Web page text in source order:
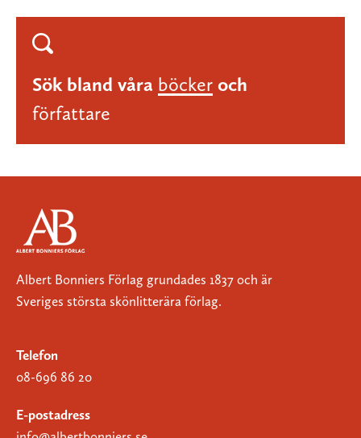
Sök bland våra böcker och
författare
Albert Bonniers Förlag grundades 1837 och är
Sveriges största skönlitterära förlag.
Telefon
08-696 86 20
E-postadress